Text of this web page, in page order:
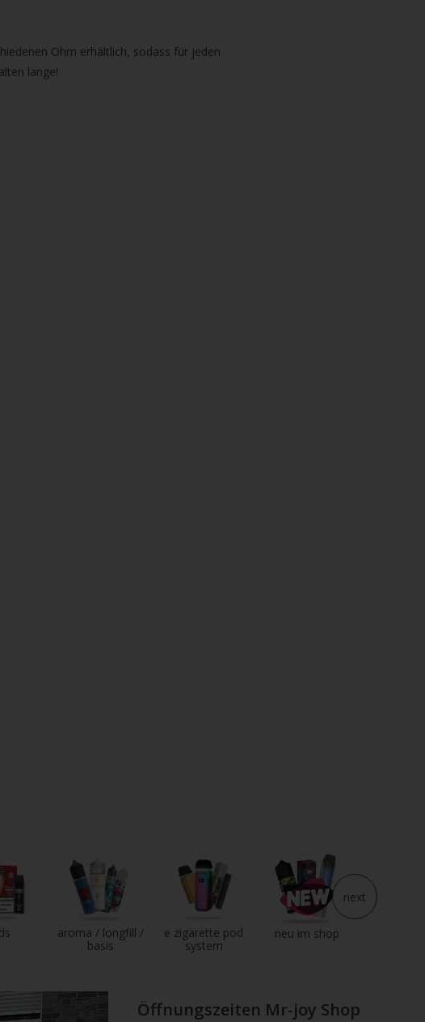
Ohm erhältlich, sodass für jeden
lange!
aroma / longfill /
basis
e zigarette pod
system
neu im shop
next
Öffnungszeiten Mr-joy Shop